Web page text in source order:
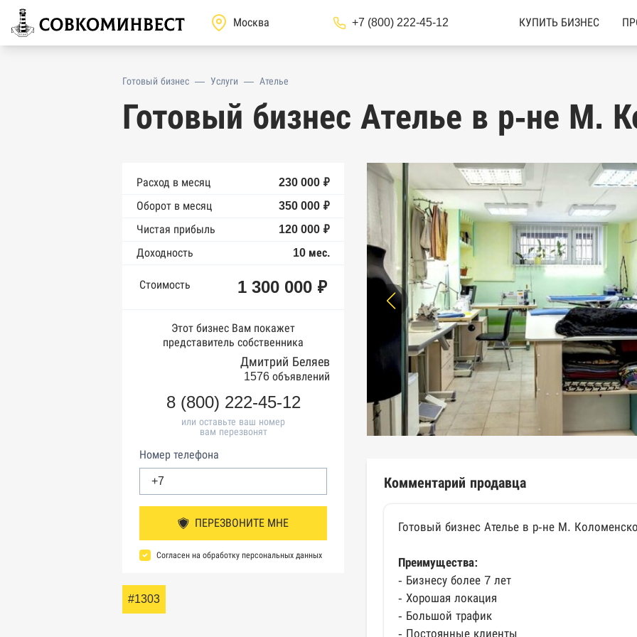
+7 (800) 222-45-12 КУПИТЬ БИЗНЕС
Готовый бизнес — Услуги — Ателье
Готовый бизнес Ателье в р-не М.
Расход в месяц
230 000 ₽
Оборот в месяц
350 000 ₽
Чистая прибыль
120 000 ₽
Доходность
10 мес.
Стоимость 1 300 000 ₽
Этот бизнес Вам покажет
представитель собственника
Дмитрий Беляев
1576 объявлений
8 (800) 222-45-12
или оставьте ваш номер
вам перезвонят
Номер телефона
ПЕРЕЗВОНИТЕ МНЕ
Согласен на обработку персональных данных
#1303
Комментарий продавца
Готовый бизнес Ателье в р-не М.
Преимущества:
- Бизнесу более 7 лет
- Хорошая локация
- Большой трафик
- Постоянные клиенты